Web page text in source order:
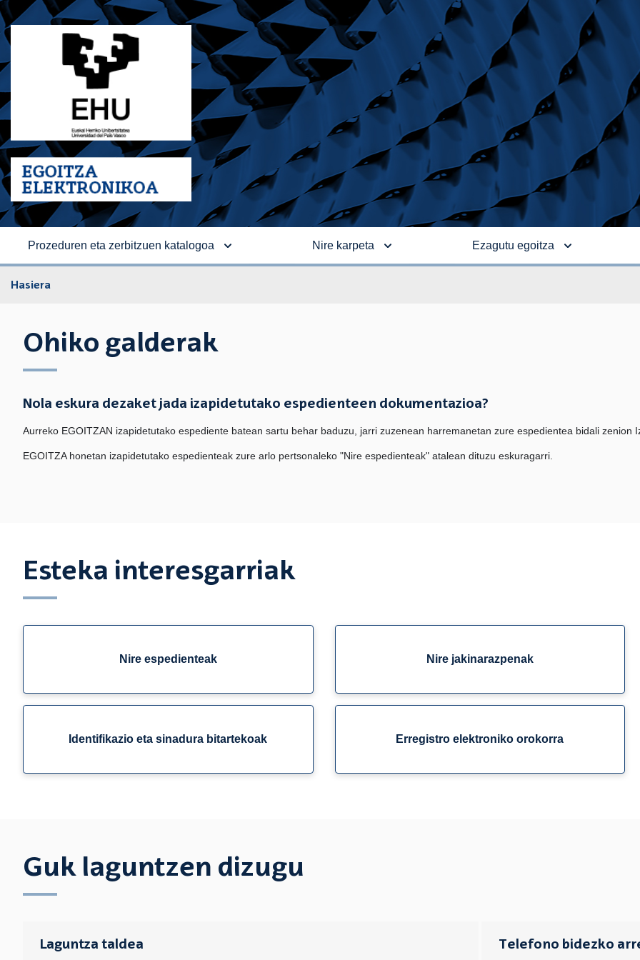
Prozeduren eta zerbitzuen katalogoa Nire karpeta Ezagutu egoitza
Hasiera
Ohiko galderak
Nola eskura dezaket jada izapidetutako espedienteen dokumentazioa?
Aurreko EGOITZAN izapidetutako espediente batean sartu behar baduzu, jarri zuzenean harremanetan zure espedientea bidali zenion
EGOITZA honetan izapidetutako espedienteak zure arlo pertsonaleko "Nire espedienteak" atalean dituzu eskuragarri.
Esteka interesgarriak
Nire espedienteak Nire jakinarazpenak
Identifikazio eta sinadura bitartekoak Erregistro elektroniko orokorra
Guk laguntzen dizugu
Laguntza taldea Telefono bidezko